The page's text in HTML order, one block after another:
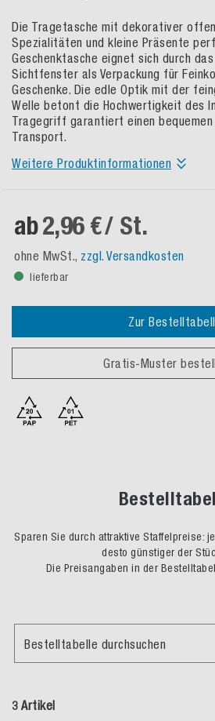
Die Tragetasche mit dekorativer
Spezialitäten und kleine Präsente
Geschenktasche eignet sich durch
Sichtfenster als Verpackung für
Geschenke. Die edle Optik mit der
Welle betont die Hochwertigkeit des
Tragegriff garantiert einen bequemen
Transport.
Weitere Produktinformationen
ab2,96 €/ St.
ohne MwSt., zzgl. Versandkosten
lieferbar
Zur
Gratis-Muster
Sparen Sie durch attraktive Staffelpreise:
desto günstiger der
Die Preisangaben in der
3 Artikel
Bestelltabelle durchsuchen